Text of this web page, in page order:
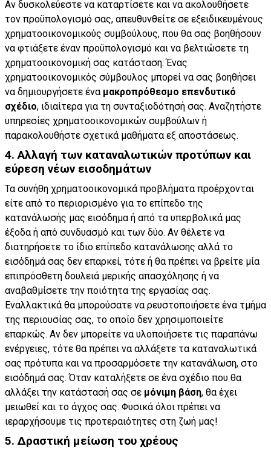
Αν δυσκολεύεστε να καταρτίσετε και να ακολουθήσετε
τον προϋπολογισμό σας, απευθυνθείτε σε εξειδικευμένους
χρηματοοικονομικούς συμβούλους, που θα σας βοηθήσουν
να φτιάξετε έναν προϋπολογισμό και να βελτιώσετε τη
χρηματοοικονομική σας κατάσταση. Ένας
χρηματοοικονομικός σύμβουλος μπορεί να σας βοηθήσει
να δημιουργήσετε ένα μακροπρόθεσμο επενδυτικό
σχέδιο, ιδιαίτερα για τη συνταξιοδότησή σας. Αναζητήστε
υπηρεσίες χρηματοοικονομικών συμβούλων ή
παρακολουθήστε σχετικά μαθήματα εξ αποστάσεως.
4. Αλλαγή των καταναλωτικών προτύπων και
εύρεση νέων εισοδημάτων
Τα συνήθη χρηματοοικονομικά προβλήματα προέρχονται
είτε από το περιορισμένο για το επίπεδο της
κατανάλωσής μας εισόδημα ή από τα υπερβολικά μας
έξοδα ή από συνδυασμό και των δύο. Αν θέλετε να
διατηρήσετε το ίδιο επίπεδο κατανάλωσης αλλά το
εισόδημά σας δεν επαρκεί, τότε ή θα πρέπει να βρείτε μία
επιπρόσθετη δουλειά μερικής απασχόλησης ή να
αναβαθμίσετε την ποιότητα της εργασίας σας.
Εναλλακτικά θα μπορούσατε να ρευστοποιήσετε ένα τμήμα
της περιουσίας σας, το οποίο δεν χρησιμοποιείτε
επαρκώς. Αν δεν μπορείτε να υλοποιήσετε τις παραπάνω
ενέργειες, τότε θα πρέπει να αλλάξετε τα καταναλωτικά
σας πρότυπα και να προσαρμόσετε την κατανάλωση, στο
εισόδημά σας. Όταν καταλήξετε σε ένα σχέδιο που θα
αλλάξει την κατάστασή σας σε μόνιμη βάση, θα έχει
μειωθεί και το άγχος σας. Φυσικά όλοι πρέπει να
ιεραρχήσουμε τις προτεραιότητες στη ζωή μας!
5. Δραστική μείωση του χρέους